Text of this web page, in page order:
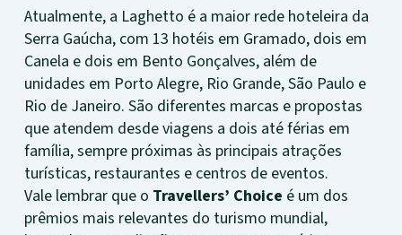
Atualmente, a Laghetto é a maior rede hoteleira da
Serra Gaúcha, com 13 hotéis em Gramado, dois em
Canela e dois em Bento Gonçalves, além de
unidades em Porto Alegre, Rio Grande, São Paulo e
Rio de Janeiro. São diferentes marcas e propostas
que atendem desde viagens a dois até férias em
família, sempre próximas às principais atrações
turísticas, restaurantes e centros de eventos.
Vale lembrar que o Travellers’ Choice é um dos
prêmios mais relevantes do turismo mundial,